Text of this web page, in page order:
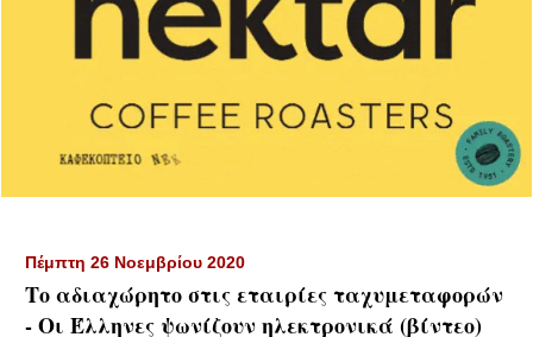
Πέμπτη 26 Νοεμβρίου 2020
Το αδιαχώρητο στις εταιρίες ταχυμεταφορών
- Οι Έλληνες ψωνίζουν ηλεκτρονικά (βίντεο)